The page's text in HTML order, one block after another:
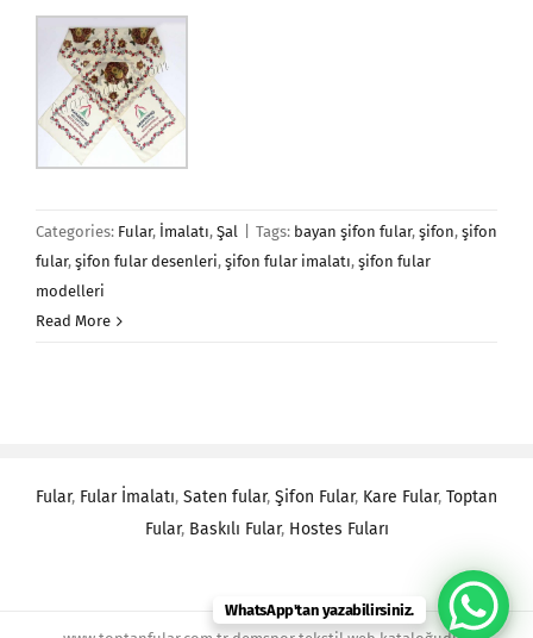
Categories: Fular, İmalatı, Şal Tags: bayan şifon fular, şifon, şifon
fular, şifon fular desenleri, şifon fular imalatı, şifon fular
modelleri
Read More
Fular, Fular İmalatı, Saten fular, Şifon Fular, Kare Fular, Toptan
Fular, Baskılı Fular, Hostes Fuları
WhatsApp'tan yazabilirsiniz.